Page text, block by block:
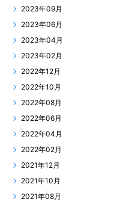
2023年09月
2023年06月
2023年04月
2023年02月
2022年12月
2022年10月
2022年08月
2022年06月
2022年04月
2022年02月
2021年12月
2021年10月
2021年08月